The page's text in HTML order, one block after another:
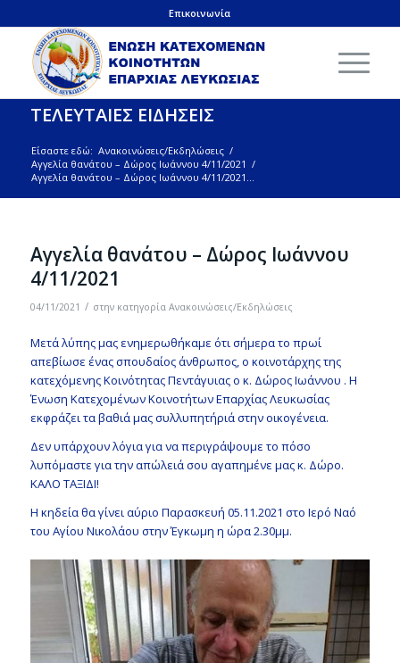
Επικοινωνία
ΤΕΛΕΥΤΑΙΕΣ ΕΙΔΗΣΕΙΣ
Είσαστε εδώ: Ανακοινώσεις/Εκδηλώσεις /
Αγγελία θανάτου – Δώρος Ιωάννου 4/11/2021 /
Αγγελία θανάτου – Δώρος Ιωάννου 4/11/2021...
Αγγελία θανάτου – Δώρος Ιωάννου
4/11/2021
04/11/2021 / στην κατηγορία Ανακοινώσεις/Εκδηλώσεις
Μετά λύπης μας ενημερωθήκαμε ότι σήμερα το πρωί
απεβίωσε ένας σπουδαίος άνθρωπος, ο κοινοτάρχης της
κατεχόμενης Κοινότητας Πεντάγυιας ο κ. Δώρος Ιωάννου . Η
Ένωση Κατεχομένων Κοινοτήτων Επαρχίας Λευκωσίας
εκφράζει τα βαθιά μας συλλυπητήριά στην οικογένεια.
Δεν υπάρχουν λόγια για να περιγράψουμε το πόσο
λυπόμαστε για την απώλειά σου αγαπημένε μας κ. Δώρο.
ΚΑΛΟ ΤΑΞΙΔΙ!
Η κηδεία θα γίνει αύριο Παρασκευή 05.11.2021 στο Ιερό Ναό
του Αγίου Νικολάου στην Έγκωμη η ώρα 2.30μμ.